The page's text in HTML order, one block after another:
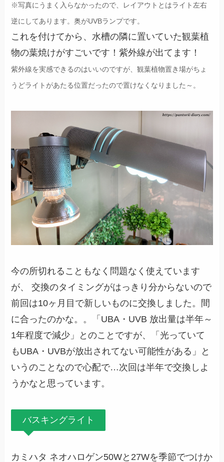
※写真にうまく入らなかったので、レイアウトとはライト左右
逆にしてあります。奥がUVBランプです。
これを付けてから、水槽の隣に置いていた観葉植
物の葉焼けがすごいです！紫外線が出てます！
紫外線を実感できるのはいいのですが、観葉植物置き場がちょ
うどライトがあたる位置だったので置けなくなりました～。
今の所切れることもなく問題なく使えています
が、 交換のタイミングがはっきり分からないので
前回は10ヶ月目で新しいものに交換しました。間
に合ったのかな。。「UBA・UVB 放出量は半年～
1年程度で減少」とのことですが、「光っていて
もUBA・UVBが放出されてない可能性がある」と
いうのことなので心配で…次回は半年で交換しよ
うかなと思っています。
バスキングライト
カミハタ ネオハロゲン50Wと27Wを季節でつけか